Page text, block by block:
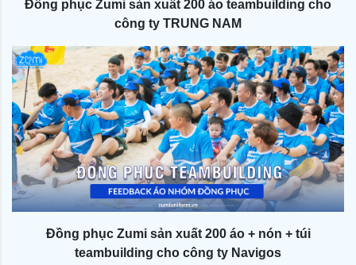
Đồng phục Zumi sản xuất 200 áo teambuilding cho
công ty TRUNG NAM
Đồng phục Zumi sản xuất 200 áo + nón + túi
teambuilding cho công ty Navigos